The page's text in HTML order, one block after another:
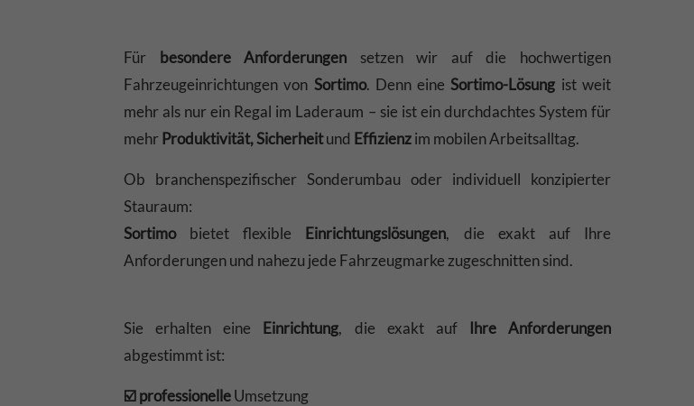
Für besondere Anforderungen setzen wir auf die hochwertigen
Fahrzeugeinrichtungen von Sortimo. Denn eine Sortimo-Lösung ist weit
mehr als nur ein Regal im Laderaum – sie ist ein durchdachtes System für
mehr Produktivität, Sicherheitund Effizienzim mobilen Arbeitsalltag.
Ob branchenspezifischer Sonderumbau oder individuell konzipierter
Stauraum:
Sortimobietet flexible Einrichtungslösungen, die exakt auf Ihre
Anforderungen und nahezu jede Fahrzeugmarke zugeschnitten sind.
Sie erhalten eine Einrichtung, die exakt auf
Ihre Anforderungen
abgestimmt ist:
☑️ professionelleUmsetzung